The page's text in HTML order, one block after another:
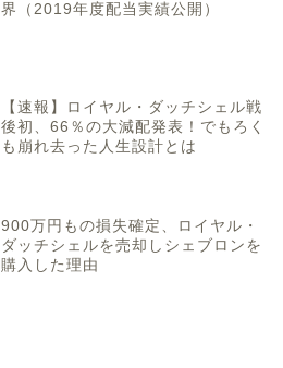
界（2019年度配当実績公開）
【速報】ロイヤル・ダッチシェル戦
後初、66％の大減配発表！でもろく
も崩れ去った人生設計とは
900万円もの損失確定、ロイヤル・
ダッチシェルを売却しシェブロンを
購入した理由